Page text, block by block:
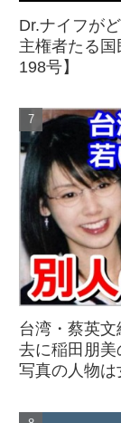
Dr.ナイフが
主権者たる
198号】
台湾・蔡英
去に稲田朋美
写真の人物は